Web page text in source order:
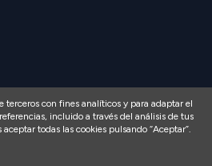
terceros con fines analíticos y para adaptar el
incluido a través del análisis de tus
todas las cookies pulsando “Aceptar”.